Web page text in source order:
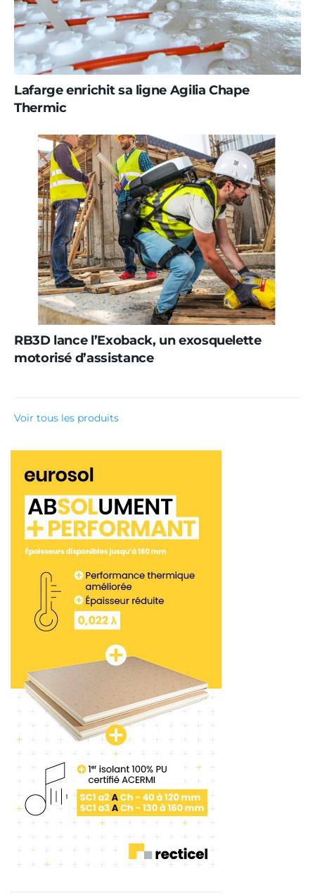
Lafarge enrichit sa ligne Agilia Chape
Thermic
RB3D lance l’Exoback, un exosquelette
motorisé d’assistance
Voir tous les produits